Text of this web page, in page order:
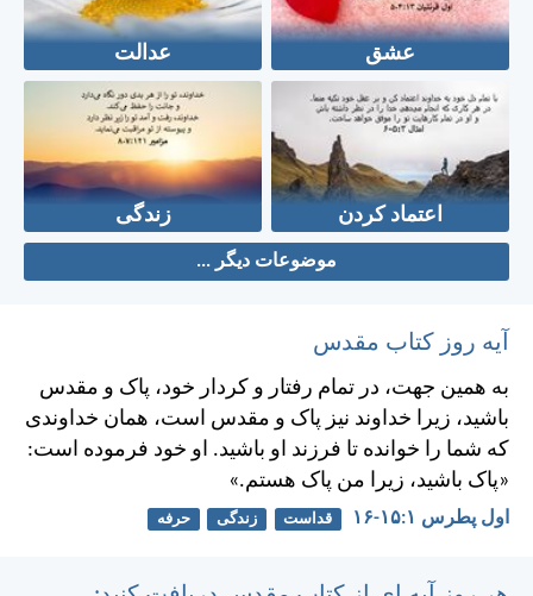
عشق عدالت
اعتماد کردن زندگی
موضوعات دیگر ...
آیه روز کتاب مقدس
به همين جهت، در تمام رفتار و كردار خود، پاک و مقدس
باشيد، زيرا خداوند نيز پاک و مقدس است، همان خداوندی
كه شما را خوانده تا فرزند او باشيد. او خود فرموده است:
«پاک باشيد، زيرا من پاک هستم.»
اول پطرس ۱:‏۱۵-‏۱۶ قداست زندگی حرفه